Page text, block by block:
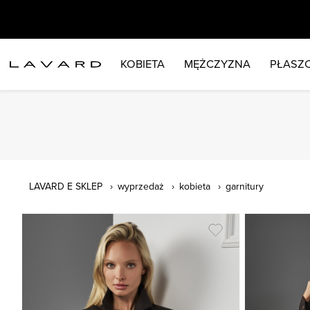
KOBIETA MĘŻCZYZNA
LAVARD E SKLEP wyprzedaż kobieta garnitury